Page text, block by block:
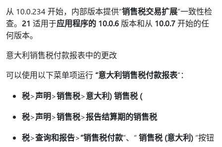
从 10.0.234 开始，内部版本提供“销售税交易扩展”一致性检
查。 21 适用于应用程序的 10.0.6 版本和从 10.0.7开始的任
何版本。
意大利销售税付款报表中的更改
可以使用以下菜单项运行“意大利销售税付款报表”：
税>声明>销售税>意大利) 销售税 (
税>声明>销售税>报告结算期的销售税
税>查询和报告>“销售税付款”、“ 销售税 (意大利) ”按钮